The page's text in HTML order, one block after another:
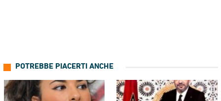
POTREBBE PIACERTI ANCHE